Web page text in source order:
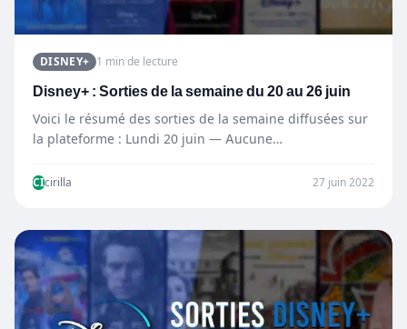
DISNEY+ 1 min de lecture
Disney+ : Sorties de la semaine du 20 au 26 juin
Voici le résumé des sorties de la semaine diffusées sur
la plateforme : Lundi 20 juin — Aucune…
CIcirilla 27 juin 2022